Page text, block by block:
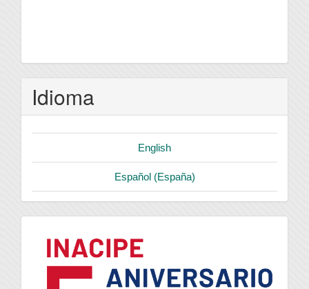
Idioma
English
Español (España)
logo